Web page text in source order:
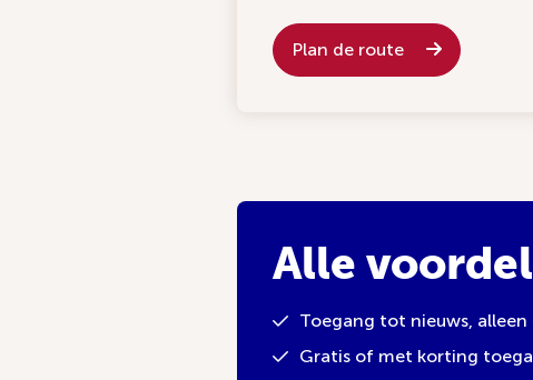
Plan de route
Alle
Toegang tot nieuws,
Gratis of met korting